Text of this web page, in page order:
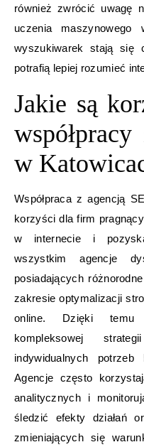
również zwrócić uwagę
uczenia
wyszukiwarek stają się
potrafią lepiej rozumieć
Jakie są
w
Współpraca z agencją
korzyści dla firm
w internecie i
wszystkim agencje
posiadających
zakresie optymalizacji
online. Dzięki temu
kompleksowej
indywidualnych
Agencje często
analitycznych i
śledzić efekty działań
zmieniających się